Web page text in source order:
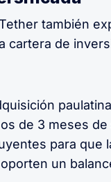
también
cartera de
de 3 meses
para que
un